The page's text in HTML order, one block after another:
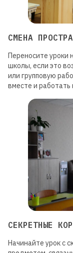
СМЕНА
Переносите уроки
школы, если это
или групповую
вместе и
СЕКРЕТНЫЕ
Начинайте урок с